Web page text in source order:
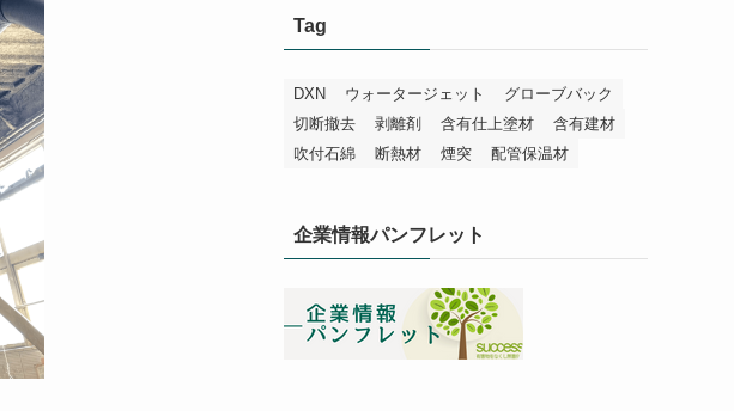
Tag
DXN ウォータージェット
グローブバック
切断撤去
剥離剤 含有仕上塗材
含有建材
吹付石綿
断熱材 煙突 配管保温材
企業情報パンフレット